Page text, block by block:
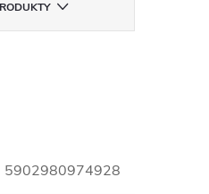
5902980974928